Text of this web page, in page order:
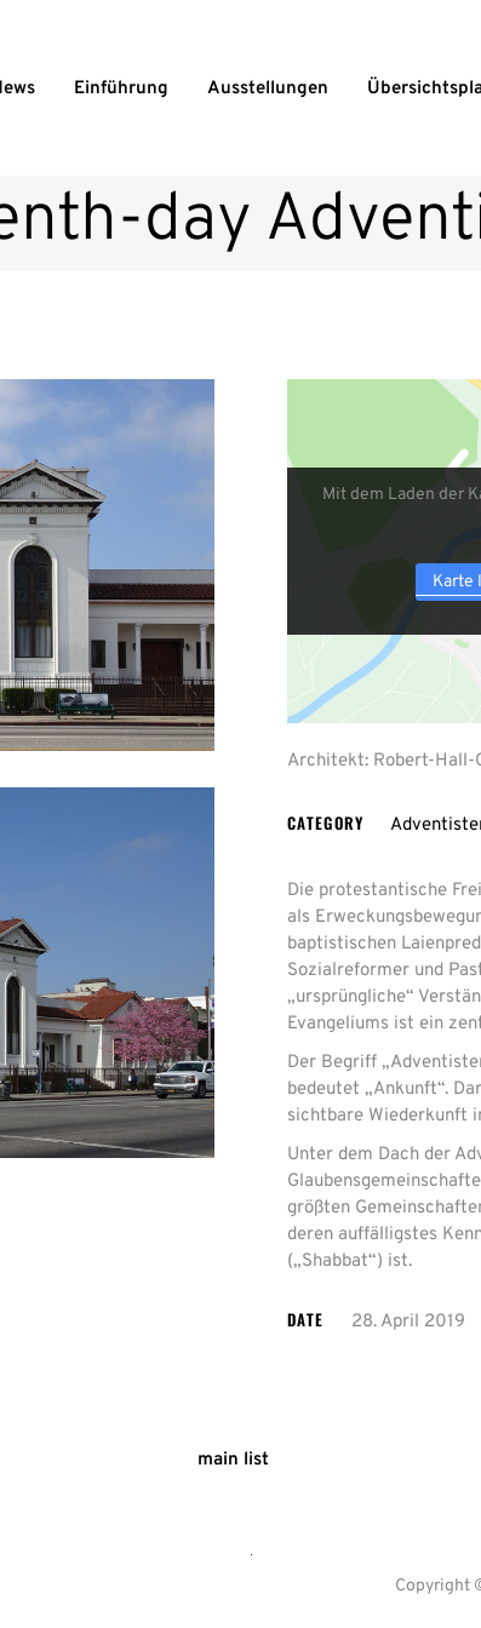
Einführung Ausstellungen
day
Mit dem Laden der
Karte
Architekt: Robert-
CATEGORY
Die protestantische
als
baptistischen
Sozialreformer und
„ursprüngliche“
Evangeliums ist ein
Der Begriff
bedeutet „Ankunft“.
sichtbare Wiederkunft
Unter dem Dach der
größten
deren auffälligstes
(„Shabbat“) ist.
DATE 28. April 2019
main list
Mit
Copyright